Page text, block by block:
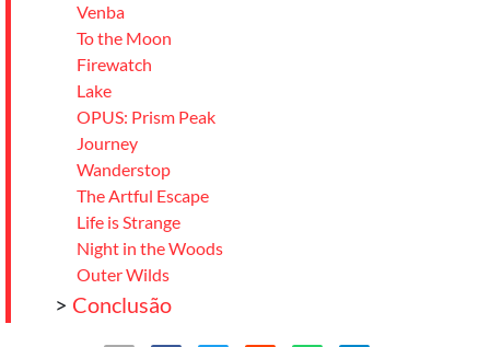
Venba
To the Moon
Firewatch
Lake
OPUS: Prism Peak
Journey
Wanderstop
The Artful Escape
Life is Strange
Night in the Woods
Outer Wilds
> Conclusão